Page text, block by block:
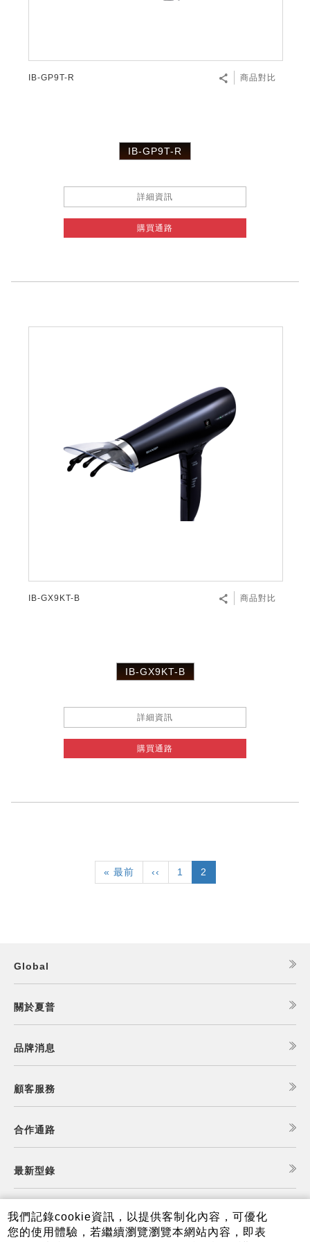
IB-GP9T-R 商品對比
IB-GP9T-R
詳細資訊
購買通路
IB-GX9KT-B 商品對比
IB-GX9KT-B
詳細資訊
購買通路
First
page
« 最前
Previous
page
‹‹
頁
面
1
目
前
2
Global
關於夏普
品牌消息
顧客服務
合作通路
最新型錄
食譜查詢
我們記錄cookie資訊，以提供客制化內容，可優化
您的使用體驗，若繼續瀏覽瀏覽本網站內容，即表